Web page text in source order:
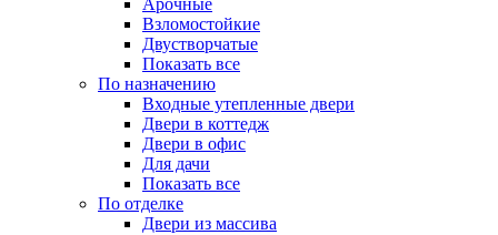
Взломостойкие
Двустворчатые
Показать все
По назначению
Входные утепленные двери
Двери в коттедж
Двери в офис
Для дачи
Показать все
По отделке
Двери из массива